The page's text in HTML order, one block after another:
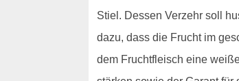
Stiel. Dessen Verzehr soll
dazu, dass die Frucht im
dem Fruchtfleisch eine